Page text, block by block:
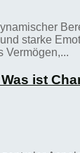
starke
Vermögen,...
ist